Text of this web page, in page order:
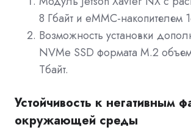
8 Гбайт и eMMC-накопителем
Возможность установки
NVMe SSD формата M.2
Тбайт.
Устойчивость к негативным
окружающей среды